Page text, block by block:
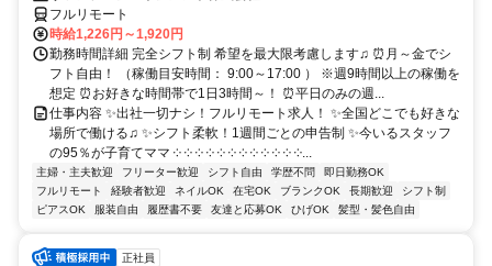
フルリモート
時給1,226円～1,920円
勤務時間詳細 完全シフト制 希望を最大限考慮します♫ ⏰月～金でシ
フト自由！ （稼働目安時間： 9:00～17:00 ） ※週9時間以上の稼働を
想定 ⏰お好きな時間帯で1日3時間～！ ⏰平日のみの週...
仕事内容 ✨出社一切ナシ！フルリモート求人！ ✨全国どこでも好きな
場所で働ける♫ ✨シフト柔軟！1週間ごとの申告制 ✨今いるスタッフ
の95％が子育てママ ༶ ༶ ༶ ༶ ༶ ༶ ༶ ༶ ༶ ༶ ༶ ༶...
主婦・主夫歓迎 フリーター歓迎 シフト自由 学歴不問
即日勤務OK
フルリモート
経験者歓迎 ネイルOK 在宅OK ブランクOK 長期歓迎
シフト制
ピアスOK
服装自由 履歴書不要 友達と応募OK ひげOK 髪型・髪色自由
正社員